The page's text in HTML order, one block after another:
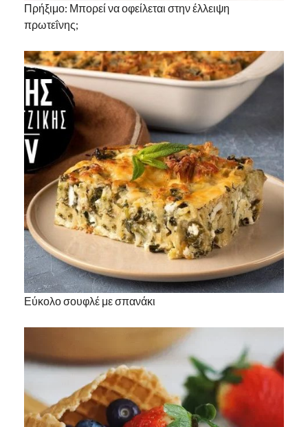
Πρήξιμο: Μπορεί να οφείλεται στην έλλειψη
πρωτεΐνης;
Εύκολο σουφλέ με σπανάκι